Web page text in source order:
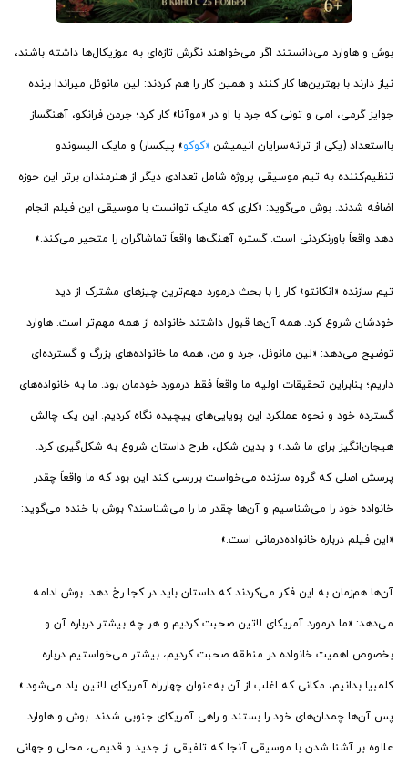
بوش و هاوارد می‌دانستند اگر می‌خواهند نگرش تازه‌ای به موزیکال‌ها داشته باشند،
نیاز دارند با بهترین‌ها کار کنند و همین کار را هم کردند: لین مانوئل میراندا برنده
جوایز گرمی، امی و تونی که جرد با او در «موآنا» کار کرد؛ جرمن فرانکو، آهنگساز
بااستعداد (یکی از ترانه‌سرایان انیمیشن «کوکو» پیکسار) و مایک الیسوندو
تنظیم‌کننده به تیم موسیقی پروژه شامل تعدادی دیگر از هنرمندان برتر این حوزه
اضافه شدند. بوش می‌گوید: «کاری که مایک توانست با موسیقی این فیلم انجام
دهد واقعاً باورنکردنی است. گستره‌ آهنگ‌ها واقعاً تماشاگران را متحیر می‌کند.»
تیم سازنده «انکانتو» کار را با بحث درمورد مهم‌ترین چیزهای مشترک از دید
خودشان شروع کرد. همه آن‌ها قبول داشتند خانواده از همه مهم‌تر است. هاوارد
توضیح می‌دهد: «لین مانوئل، جرد و من، همه ما خانواده‌های بزرگ و گسترده‌ای
داریم؛ بنابراین تحقیقات اولیه ما واقعاً فقط درمورد خودمان بود. ما به خانواده‌های
گسترده خود و نحوه عملکرد این پویایی‌های پیچیده نگاه کردیم. این یک چالش
هیجان‌انگیز برای ما شد.» و بدین شکل، طرح داستان شروع به شکل‌گیری کرد.
پرسش اصلی که گروه سازنده می‌خواست بررسی کند این بود که ما واقعاً چقدر
خانواده خود را می‌شناسیم و آن‌ها چقدر ما را می‌شناسند؟ بوش با ‌خنده می‌گوید:
«این فیلم درباره خانواده‌درمانی است.»
آن‌ها هم‌زمان به این فکر می‌کردند که داستان باید در کجا رخ دهد. بوش ادامه
می‌دهد: «ما درمورد آمریکای لاتین صحبت کردیم و هر چه بیشتر درباره آن و
بخصوص اهمیت خانواده در منطقه صحبت کردیم، بیشتر می‌خواستیم درباره
کلمبیا بدانیم، مکانی که اغلب از آن به‌عنوان چهارراه آمریکای لاتین یاد می‌شود.»
پس آن‌ها چمدان‌های خود را بستند و راهی آمریکای جنوبی شدند. بوش و هاوارد
علاوه بر آشنا شدن با موسیقی آنجا که تلفیقی از جدید و قدیمی، محلی و جهانی